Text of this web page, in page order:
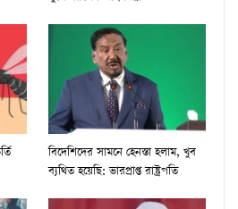
বিদেশিদের সামনে হেনস্তা হলাম, খুব
ব্যথিত হয়েছি: ভারপ্রাপ্ত রাষ্ট্রপতি